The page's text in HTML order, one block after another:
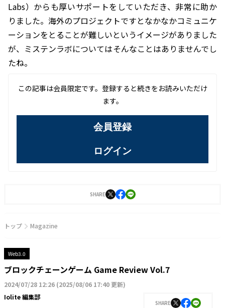
Labs）からも厚いサポートをしていただき、非常に助か
りました。海外のプロジェクトですとなかなかコミュニケ
ーションをとることが難しいというイメージがありました
が、ミステンラボについてはそんなことはありませんでし
たね。
この記事は会員限定です。登録すると続きをお読みいただけ
ます。
会員登録
ログイン
SHARE
トップ Magazine
Web3.0
ブロックチェーンゲーム Game Review Vol.7
2024/07/28 12:26 (2025/08/06 17:40 更新)
Iolite 編集部
SHARE